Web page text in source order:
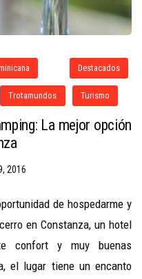
Destacados
Trotamundos Turismo
La mejor opción
2016
de hospedarme y
en Constanza, un hotel
confort y muy buenas
el lugar tiene un encanto